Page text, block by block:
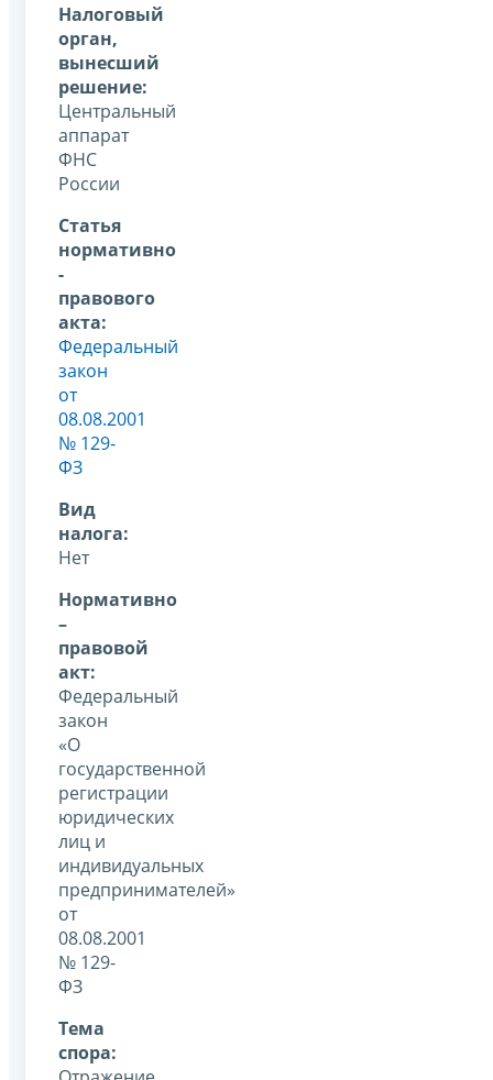
Налоговый
орган,
вынесший
решение:
Центральный
аппарат
ФНС
России
Статья
нормативно
-
правового
акта:
Федеральный
закон
от
08.08.2001
№ 129-
ФЗ
Вид
налога:
Нет
Нормативно
–
правовой
акт:
Федеральный
закон
«О
государственной
регистрации
юридических
лиц и
индивидуальных
предпринимателей»
от
08.08.2001
№ 129-
ФЗ
Тема
спора: